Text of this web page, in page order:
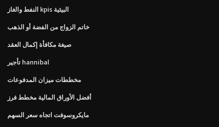
النفط والغاز kpis البيئية
خاتم الزواج من الفضة أو الذهب
صيغة مكافأة إكمال العقد
تأجير hannibal
مخططات ميزان المدفوعات
أفضل الأوراق المالية مخطط فرز
مايكروسوفت اتجاه سعر السهم